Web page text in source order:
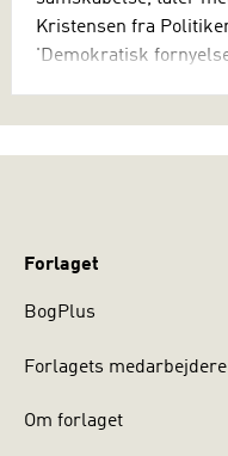
Kristensen fra
'Demokratisk
Forlaget
BogPlus
Forlagets medarbejdere
Om forlaget